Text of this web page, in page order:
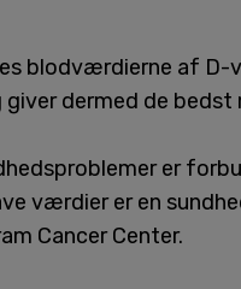
blodværdierne af
dermed de
er
værdier er en
Cancer Center.